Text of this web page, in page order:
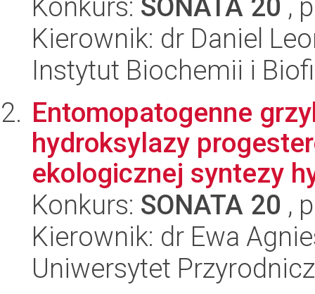
Konkurs: SONATA 20 ,
Kierownik: dr Daniel
Instytut Biochemii i
Entomopatogenne
hydroksylazy
ekologicznej syntezy
Konkurs: SONATA 20 ,
Kierownik: dr Ewa
Uniwersytet